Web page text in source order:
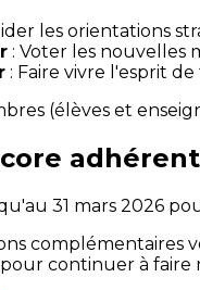
les orientations
: Voter les nouvelles
: Faire vivre l'esprit de
(élèves et
31 mars 2026
complémentaires
continuer à faire